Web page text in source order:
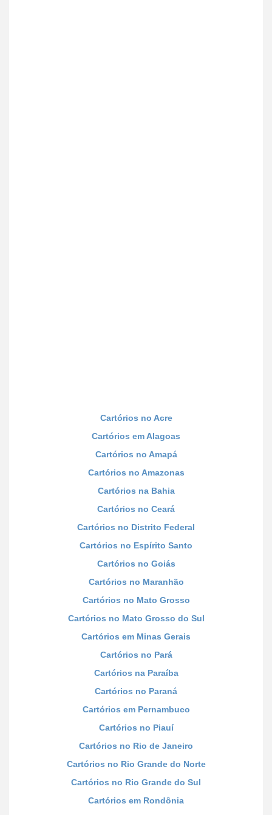
Cartórios no Acre
Cartórios em Alagoas
Cartórios no Amapá
Cartórios no Amazonas
Cartórios na Bahia
Cartórios no Ceará
Cartórios no Distrito Federal
Cartórios no Espírito Santo
Cartórios no Goiás
Cartórios no Maranhão
Cartórios no Mato Grosso
Cartórios no Mato Grosso do Sul
Cartórios em Minas Gerais
Cartórios no Pará
Cartórios na Paraíba
Cartórios no Paraná
Cartórios em Pernambuco
Cartórios no Piauí
Cartórios no Rio de Janeiro
Cartórios no Rio Grande do Norte
Cartórios no Rio Grande do Sul
Cartórios em Rondônia